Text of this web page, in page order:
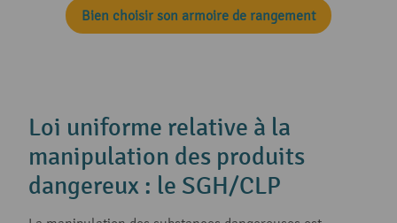
Bien choisir son armoire de rangement
Loi uniforme relative à la
manipulation des produits
dangereux : le SGH/CLP